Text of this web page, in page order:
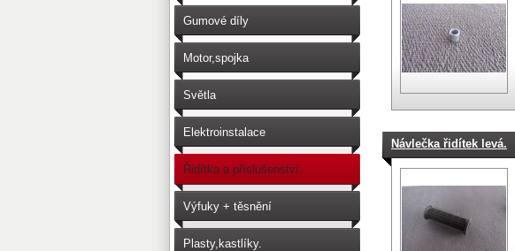
Návlečka řidítek levá.
Gumové díly
Motor,spojka
Světla
Elektroinstalace
Řidítka a příslušenství.
Výfuky + těsnění
Plasty,kastlíky.